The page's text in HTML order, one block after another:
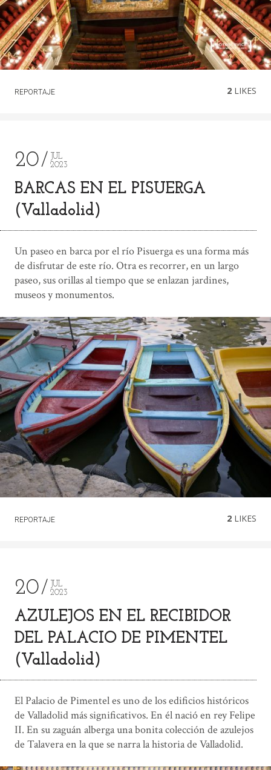
REPORTAJE 2 LIKES
20
JUL
2023
BARCAS EN EL PISUERGA
(Valladolid)
Un paseo en barca por el río Pisuerga es una forma más
de disfrutar de este río. Otra es recorrer, en un largo
paseo, sus orillas al tiempo que se enlazan jardines,
museos y monumentos.
REPORTAJE 2 LIKES
20
JUL
2023
AZULEJOS EN EL RECIBIDOR
DEL PALACIO DE PIMENTEL
(Valladolid)
El Palacio de Pimentel es uno de los edificios históricos
de Valladolid más significativos. En él nació en rey Felipe
II. En su zaguán alberga una bonita colección de azulejos
de Talavera en la que se narra la historia de Valladolid.